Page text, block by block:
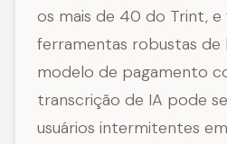
os mais de 40 do Trint,
ferramentas robustas de
modelo de pagamento
transcrição de IA pode
usuários intermitentes